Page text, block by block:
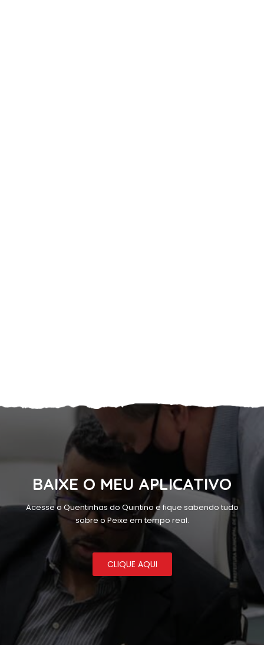
BAIXE O MEU APLICATIVO
Acesse o Quentinhas do Quintino e fique sabendo tudo
sobre o Peixe em tempo real.
CLIQUE AQUI